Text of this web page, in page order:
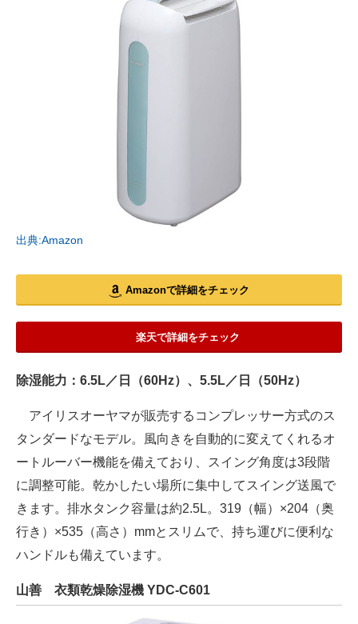
出典:Amazon
Amazonで詳細をチェック
楽天で詳細をチェック
除湿能力：6.5L／日（60Hz）、5.5L／日（50Hz）
アイリスオーヤマが販売するコンプレッサー方式のス
タンダードなモデル。風向きを自動的に変えてくれるオ
ートルーバー機能を備えており、スイング角度は3段階
に調整可能。乾かしたい場所に集中してスイング送風で
きます。排水タンク容量は約2.5L。319（幅）×204（奥
行き）×535（高さ）mmとスリムで、持ち運びに便利な
ハンドルも備えています。
山善 衣類乾燥除湿機 YDC-C601